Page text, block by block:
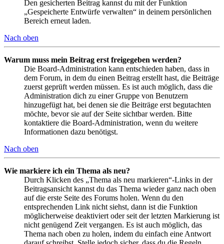
Den gesicherten Beitrag kannst du mit der Funktion
„Gespeicherte Entwürfe verwalten“ in deinem persönlichen
Bereich erneut laden.
Nach oben
Warum muss mein Beitrag erst freigegeben werden?
Die Board-Administration kann entschieden haben, dass in
dem Forum, in dem du einen Beitrag erstellt hast, die Beiträge
zuerst geprüft werden müssen. Es ist auch möglich, dass die
Administration dich zu einer Gruppe von Benutzern
hinzugefügt hat, bei denen sie die Beiträge erst begutachten
möchte, bevor sie auf der Seite sichtbar werden. Bitte
kontaktiere die Board-Administration, wenn du weitere
Informationen dazu benötigst.
Nach oben
Wie markiere ich ein Thema als neu?
Durch Klicken des „Thema als neu markieren“-Links in der
Beitragsansicht kannst du das Thema wieder ganz nach oben
auf die erste Seite des Forums holen. Wenn du den
entsprechenden Link nicht siehst, dann ist die Funktion
möglicherweise deaktiviert oder seit der letzten Markierung ist
nicht genügend Zeit vergangen. Es ist auch möglich, das
Thema nach oben zu holen, indem du einfach eine Antwort